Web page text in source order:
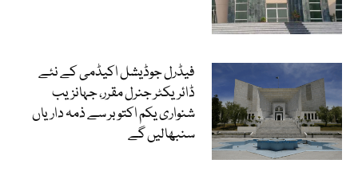
فیڈرل جوڈیشل اکیڈمی کے نئے
ڈائریکٹر جنرل مقرر، جہانزیب
شنواری یکم اکتوبر سے ذمہ داریاں
سنبھالیں گے